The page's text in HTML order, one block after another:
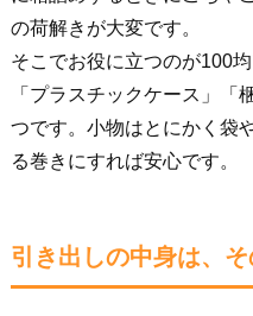
の荷解きが大変です。
そこでお役に立つのが100
「プラスチックケース」「
つです。小物はとにかく袋
る巻きにすれば安心です。
引き出しの中身は、